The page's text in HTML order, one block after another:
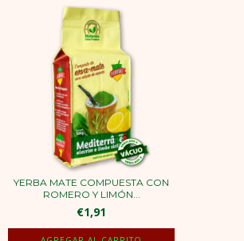
YERBA MATE COMPUESTA CON
ROMERO Y LIMÓN...
€1,91